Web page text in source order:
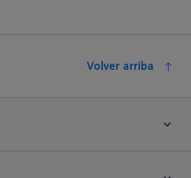
Volver arriba